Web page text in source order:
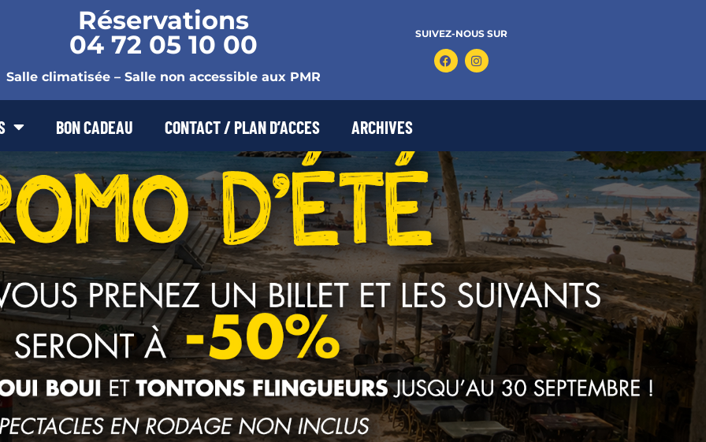
Réservations
04 72 05 10 00
Salle climatisée – Salle non accessible aux PMR
SUIVEZ-NOUS SUR
BON CADEAU CONTACT / PLAN D’ACCES ARCHIVES